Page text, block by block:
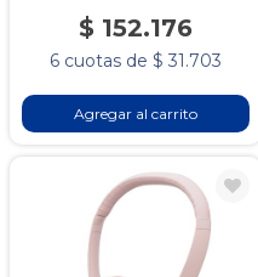
$ 152.176
6 cuotas de $ 31.703
Agregar al carrito